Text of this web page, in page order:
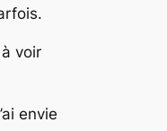
voir
envie